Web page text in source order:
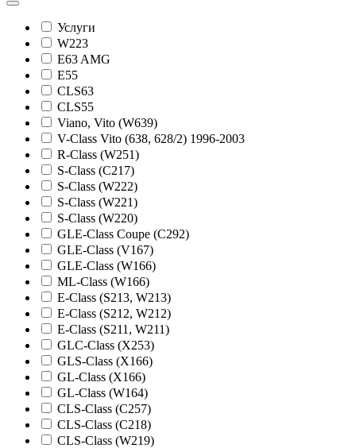
Услуги
W223
E63 AMG
E55
CLS63
CLS55
Viano, Vito (W639)
V-Class Vito (638, 628/2) 1996-2003
R-Class (W251)
S-Class (C217)
S-Class (W222)
S-Class (W221)
S-Class (W220)
GLE-Class Coupe (C292)
GLE-Class (V167)
GLE-Class (W166)
ML-Class (W166)
E-Class (S213, W213)
E-Class (S212, W212)
Е-Class (S211, W211)
GLC-Class (X253)
GLS-Class (X166)
GL-Class (X166)
GL-Class (W164)
CLS-Class (C257)
CLS-Class (C218)
CLS-Class (W219)